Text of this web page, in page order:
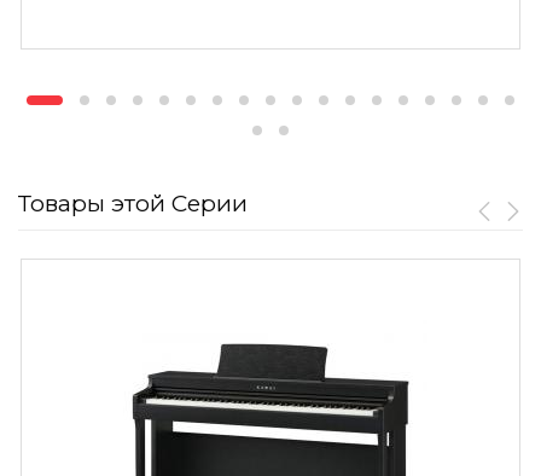
Товары этой Серии